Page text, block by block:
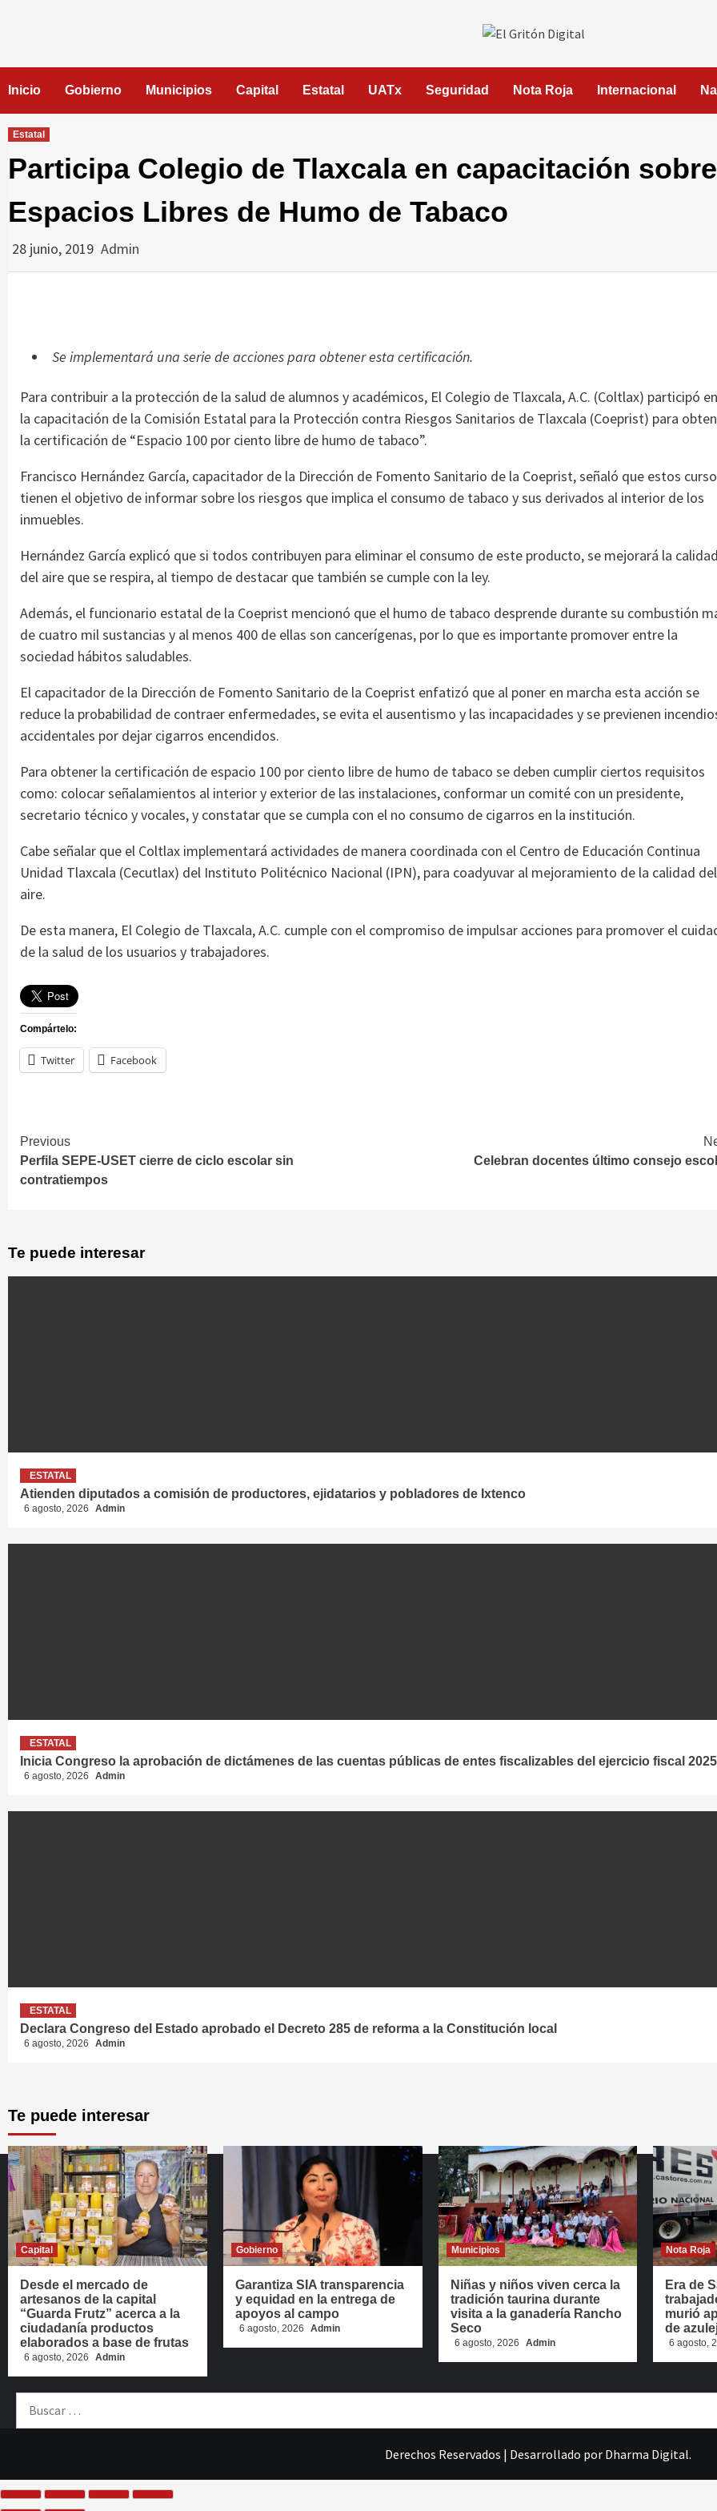
Inicio Gobierno Municipios Capital Estatal UATx Seguridad Nota Roja Internacional
Estatal
Participa Colegio de Tlaxcala en capacitación sobre
Espacios Libres de Humo de Tabaco
28 junio, 2019 Admin
Se implementará una serie de acciones para obtener esta certificación.
Para contribuir a la protección de la salud de alumnos y académicos, El Colegio de Tlaxcala, A.C. (Coltlax) participó en
la capacitación de la Comisión Estatal para la Protección contra Riesgos Sanitarios de Tlaxcala (Coeprist) para
la certificación de “Espacio 100 por ciento libre de humo de tabaco”.
Francisco Hernández García, capacitador de la Dirección de Fomento Sanitario de la Coeprist, señaló que estos
tienen el objetivo de informar sobre los riesgos que implica el consumo de tabaco y sus derivados al interior de los
inmuebles.
Hernández García explicó que si todos contribuyen para eliminar el consumo de este producto, se mejorará la
del aire que se respira, al tiempo de destacar que también se cumple con la ley.
Además, el funcionario estatal de la Coeprist mencionó que el humo de tabaco desprende durante su combustión
de cuatro mil sustancias y al menos 400 de ellas son cancerígenas, por lo que es importante promover entre la
sociedad hábitos saludables.
El capacitador de la Dirección de Fomento Sanitario de la Coeprist enfatizó que al poner en marcha esta acción se
reduce la probabilidad de contraer enfermedades, se evita el ausentismo y las incapacidades y se previenen
accidentales por dejar cigarros encendidos.
Para obtener la certificación de espacio 100 por ciento libre de humo de tabaco se deben cumplir ciertos requisitos
como: colocar señalamientos al interior y exterior de las instalaciones, conformar un comité con un presidente,
secretario técnico y vocales, y constatar que se cumpla con el no consumo de cigarros en la institución.
Cabe señalar que el Coltlax implementará actividades de manera coordinada con el Centro de Educación Continua
Unidad Tlaxcala (Cecutlax) del Instituto Politécnico Nacional (IPN), para coadyuvar al mejoramiento de la calidad del
aire.
De esta manera, El Colegio de Tlaxcala, A.C. cumple con el compromiso de impulsar acciones para promover el
de la salud de los usuarios y trabajadores.
Compártelo:
Twitter Facebook
Continue
Reading
Previous
Perfila SEPE-USET cierre de ciclo escolar sin
contratiempos
Celebran docentes último consejo
Te puede interesar
ESTATAL
Atienden diputados a comisión de productores, ejidatarios y pobladores de Ixtenco
6 agosto, 2026 Admin
ESTATAL
Inicia Congreso la aprobación de dictámenes de las cuentas públicas de entes fiscalizables del ejercicio fiscal 2025
6 agosto, 2026 Admin
ESTATAL
Declara Congreso del Estado aprobado el Decreto 285 de reforma a la Constitución local
6 agosto, 2026 Admin
Te puede interesar
Capital
Desde el mercado de
artesanos de la capital
“Guarda Frutz” acerca a la
ciudadanía productos
elaborados a base de frutas
6 agosto, 2026 Admin
Gobierno
Garantiza SIA transparencia
y equidad en la entrega de
apoyos al campo
6 agosto, 2026 Admin
Municipios
Niñas y niños viven cerca la
tradición taurina durante
visita a la ganadería Rancho
Seco
6 agosto, 2026 Admin
Nota Roja
Era de
murió
de
6 agosto,
Derechos Reservados | Desarrollado por Dharma Digital.